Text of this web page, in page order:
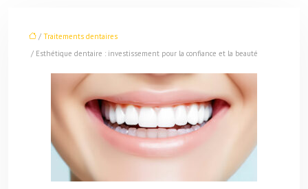
/ Traitements dentaires
/ Esthétique dentaire : investissement pour la confiance et la beauté